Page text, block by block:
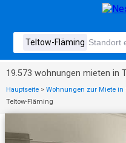
19.573 wohnungen mieten in
Hauptseite > Wohnungen zur Miete in
Teltow-Fläming